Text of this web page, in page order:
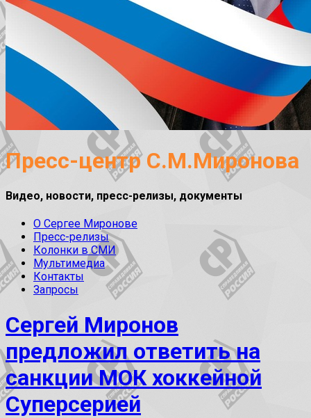
Пресс-центр С.М.Миронова
Видео, новости, пресс-релизы, документы
О Сергее Миронове
Пресс-релизы
Колонки в СМИ
Мультимедиа
Контакты
Запросы
Сергей Миронов
предложил ответить на
санкции МОК хоккейной
Суперсерией